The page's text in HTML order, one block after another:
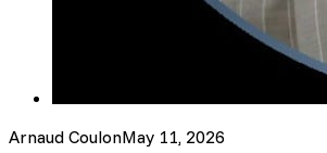
Arnaud CoulonMay 11, 2026